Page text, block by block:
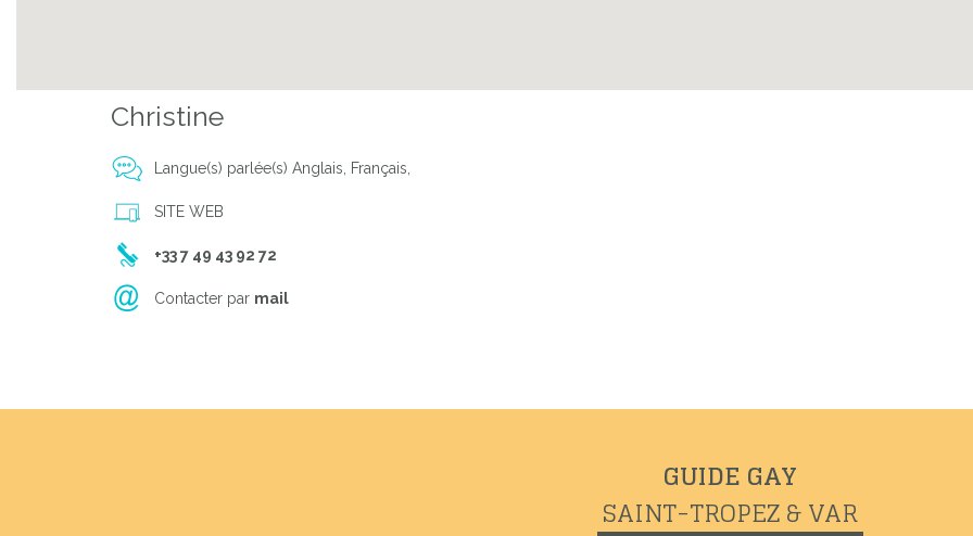
Christine
Langue(s) parlée(s) Anglais, Français,
SITE WEB
+33 7 49 43 92 72
Contacter par mail
GUIDE GAY
SAINT-TROPEZ & VAR